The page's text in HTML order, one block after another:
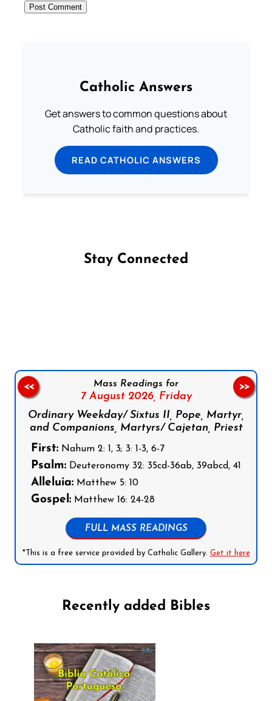
Catholic Answers
Get answers to common questions about
Catholic faith and practices.
READ CATHOLIC ANSWERS
Stay Connected
Mass Readings for
7 August 2026, Friday
Ordinary Weekday/ Sixtus II, Pope, Martyr,
and Companions, Martyrs/ Cajetan, Priest
First: Nahum 2: 1, 3; 3: 1-3, 6-7
Psalm: Deuteronomy 32: 35cd-36ab, 39abcd, 41
Alleluia: Matthew 5: 10
Gospel: Matthew 16: 24-28
FULL MASS READINGS
*This is a free service provided by Catholic Gallery. Get it here
<< >>
Recently added Bibles